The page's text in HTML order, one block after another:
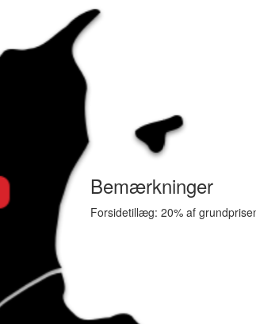
Bemærkninger
Forsidetillæg: 20% af